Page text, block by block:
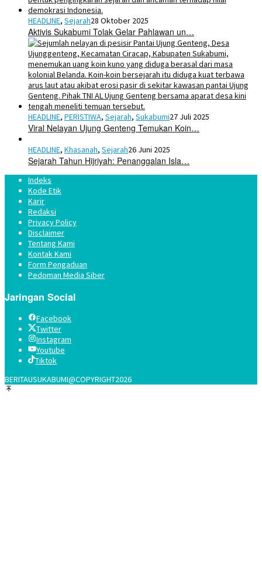
HEADLINE, Sejarah28 Oktober 2025
Aktivis Sukabumi Tolak Gelar Pahlawan un…
HEADLINE, PERISTIWA, Sejarah, Sukabumi27 Juli 2025
Viral Nelayan Ujung Genteng Temukan Koin…
HEADLINE, Khasanah, Sejarah26 Juni 2025
Sejarah Tahun Hijriyah: Penanggalan Isla…
Indeks
Kode Etik
Karir
Redaksi
Privacy Policy
Disclaimer
Tentang Kami
Kontak Kami
Form Pengaduan
Pedoman Media Siber
Jaringan Social
Facebook
Twitter
Instagram
Youtube
Tiktok
BERITAUSUKABUMI@COPYRIGHT2026